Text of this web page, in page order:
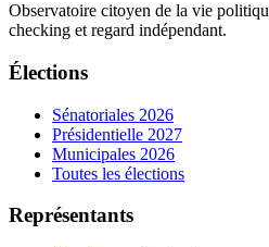
Observatoire citoyen de la vie
checking et regard indépendant.
Élections
Sénatoriales 2026
Présidentielle 2027
Municipales 2026
Toutes les élections
Représentants